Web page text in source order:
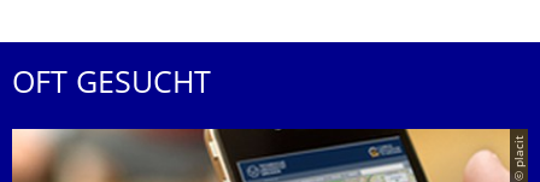
OFT GESUCHT
© placit